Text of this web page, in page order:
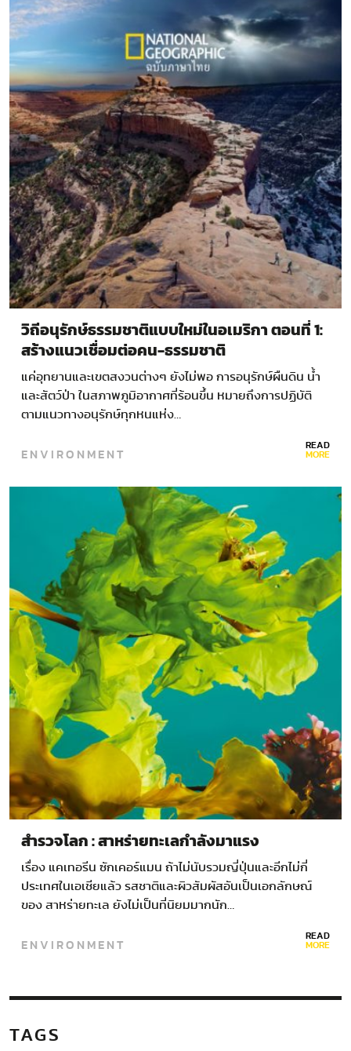
วิถีอนุรักษ์ธรรมชาติแบบใหม่ในอเมริกา ตอนที่ 1:
สร้างแนวเชื่อมต่อคน-ธรรมชาติ
แค่อุทยานและเขตสงวนต่างๆ ยังไม่พอ การอนุรักษ์ผืนดิน น้ำ
และสัตว์ป่า ในสภาพภูมิอากาศที่ร้อนขึ้น หมายถึงการปฏิบัติ
ตามแนวทางอนุรักษ์ทุกหนแห่ง…
ENVIRONMENT READ
MORE
สำรวจโลก : สาหร่ายทะเลกำลังมาแรง
เรื่อง แคเทอรีน ซักเคอร์แมน ถ้าไม่นับรวมญี่ปุ่นและอีกไม่กี่
ประเทศในเอเชียแล้ว รสชาติและผิวสัมผัสอันเป็นเอกลักษณ์
ของ สาหร่ายทะเล ยังไม่เป็นที่นิยมมากนัก…
ENVIRONMENT READ
MORE
TAGS